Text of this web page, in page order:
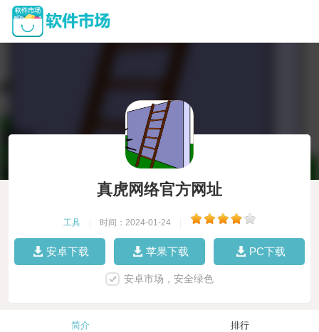
真虎网络官方网址
工具 时间：2024-01-24
安卓下载 苹果下载 PC下载
安卓市场，安全绿色
简介 排行